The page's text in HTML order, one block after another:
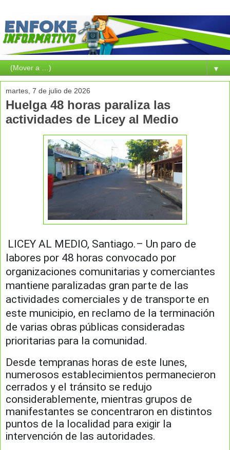
▼
martes, 7 de julio de 2026
Huelga 48 horas paraliza las
actividades de Licey al Medio
LICEY AL MEDIO, Santiago.– Un paro de
labores por 48 horas convocado por
organizaciones comunitarias y comerciantes
mantiene paralizadas gran parte de las
actividades comerciales y de transporte en
este municipio, en reclamo de la terminación
de varias obras públicas consideradas
prioritarias para la comunidad.
Desde tempranas horas de este lunes,
numerosos establecimientos permanecieron
cerrados y el tránsito se redujo
considerablemente, mientras grupos de
manifestantes se concentraron en distintos
puntos de la localidad para exigir la
intervención de las autoridades.